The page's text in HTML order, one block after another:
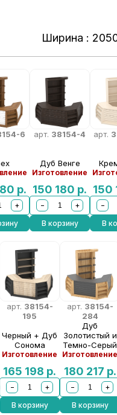
Ширина :
6
р.
+
арт. 38154-4
Дуб Венге
Изготовление
150 180 р.
−
+
В корзину
арт.
150
−
В
арт. 38154-
195
Черный + Дуб
Сонома
Изготовление
165 198 р.
−
+
В корзину
арт. 38154-
284
Дуб
Золотистый и
Темно-Серый
Изготовление
180 217 р.
−
+
В корзину